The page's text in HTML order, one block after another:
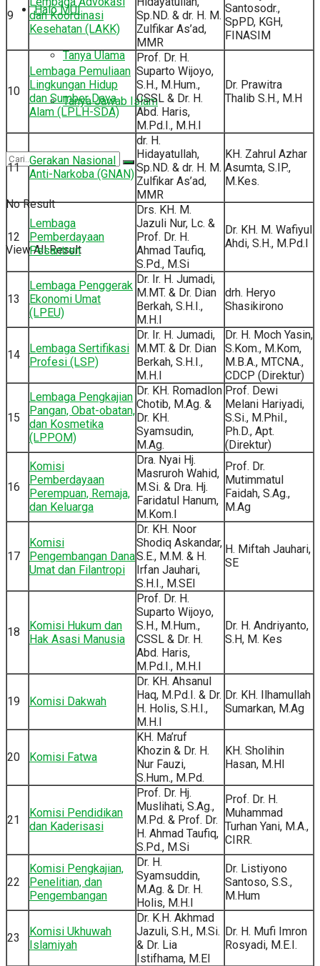
Halo MUI
Tanya Ulama
Tanya Jawab Islam
No Result
View All Result
9
dan Koordinasi
Kesehatan (LAKK)
Sp.ND. & dr. H. M.
Zulfikar As’ad,
MMR
Santosodr.,
SpPD, KGH,
FINASIM
10
Lembaga Pemuliaan
Lingkungan Hidup
dan Sumber Daya
Alam (LPLH-SDA)
Prof. Dr. H.
Suparto Wijoyo,
S.H., M.Hum.,
CSSL & Dr. H.
Abd. Haris,
M.Pd.I., M.H.I
Dr. Prawitra
Thalib S.H., M.H
11
Gerakan Nasional
Anti-Narkoba (GNAN)
dr. H.
Hidayatullah,
Sp.ND. & dr. H. M.
Zulfikar As’ad,
MMR
KH. Zahrul Azhar
Asumta, S.IP.,
M.Kes.
12
Lembaga
Pemberdayaan
Pesantren
Drs. KH. M.
Jazuli Nur, Lc. &
Prof. Dr. H.
Ahmad Taufiq,
S.Pd., M.Si
Dr. KH. M. Wafiyul
Ahdi, S.H., M.Pd.I
13
Lembaga Penggerak
Ekonomi Umat
(LPEU)
Dr. Ir. H. Jumadi,
M.MT. & Dr. Dian
Berkah, S.H.I.,
M.H.I
drh. Heryo
Shasikirono
14
Lembaga Sertifikasi
Profesi (LSP)
Dr. Ir. H. Jumadi,
M.MT. & Dr. Dian
Berkah, S.H.I.,
M.H.I
Dr. H. Moch Yasin,
S.Kom., M.Kom,
M.B.A., MTCNA.,
CDCP (Direktur)
15
Lembaga Pengkajian
Pangan, Obat-obatan,
dan Kosmetika
(LPPOM)
Dr. KH. Romadlon
Chotib, M.Ag. &
Dr. KH.
Syamsudin,
M.Ag.
Prof. Dewi
Melani Hariyadi,
S.Si., M.Phil.,
Ph.D., Apt.
(Direktur)
16
Komisi
Pemberdayaan
Perempuan, Remaja,
dan Keluarga
Dra. Nyai Hj.
Masruroh Wahid,
M.Si. & Dra. Hj.
Faridatul Hanum,
M.Kom.I
Prof. Dr.
Mutimmatul
Faidah, S.Ag.,
M.Ag
17
Komisi
Pengembangan Dana
Umat dan Filantropi
Dr. KH. Noor
Shodiq Askandar,
S.E., M.M. & H.
Irfan Jauhari,
S.H.I., M.SEI
H. Miftah Jauhari,
SE
18
Komisi Hukum dan
Hak Asasi Manusia
Prof. Dr. H.
Suparto Wijoyo,
S.H., M.Hum.,
CSSL & Dr. H.
Abd. Haris,
M.Pd.I., M.H.I
Dr. H. Andriyanto,
S.H, M. Kes
19 Komisi Dakwah
Dr. KH. Ahsanul
Haq, M.Pd.I. & Dr.
H. Holis, S.H.I.,
M.H.I
Dr. KH. Ilhamullah
Sumarkan, M.Ag
20 Komisi Fatwa
KH. Ma’ruf
Khozin & Dr. H.
Nur Fauzi,
S.Hum., M.Pd.
KH. Sholihin
Hasan, M.HI
21
Komisi Pendidikan
dan Kaderisasi
Prof. Dr. Hj.
Muslihati, S.Ag.,
M.Pd. & Prof. Dr.
H. Ahmad Taufiq,
S.Pd., M.Si
Prof. Dr. H.
Muhammad
Turhan Yani, M.A.,
CIRR.
22
Komisi Pengkajian,
Penelitian, dan
Pengembangan
Dr. H.
Syamsuddin,
M.Ag. & Dr. H.
Holis, M.H.I
Dr. Listiyono
Santoso, S.S.,
M.Hum
23
Komisi Ukhuwah
Islamiyah
Dr. K.H. Akhmad
Jazuli, S.H., M.Si.
& Dr. Lia
Istifhama, M.EI
Dr. H. Mufi Imron
Rosyadi, M.E.I.